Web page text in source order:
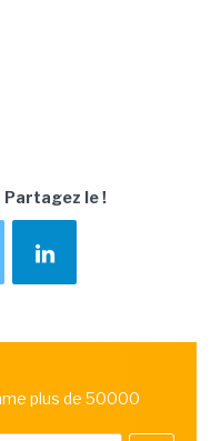
Partagez le !
plus de 50000